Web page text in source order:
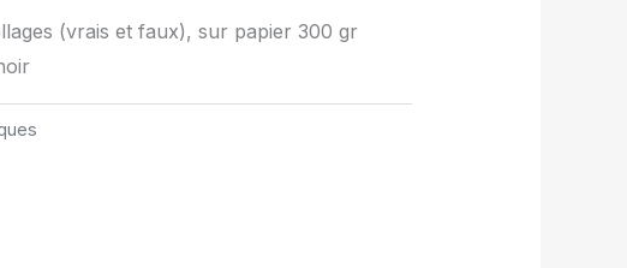
(vrais et faux), sur papier 300 gr